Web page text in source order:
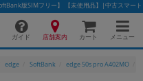
版SIMフリー】 【未使用品】|中古スマー
ガイド 店舗案内 カート メニュー
edge SoftBank edge 50s pro A402MO